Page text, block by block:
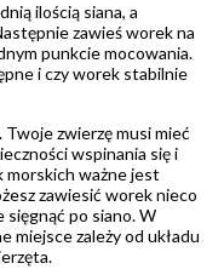
ilością siana, a
zawieś worek na
punkcie mocowania.
i czy worek stabilnie
zwierzę musi mieć
wspinania się i
morskich ważne jest
zawiesić worek nieco
sięgnąć po siano. W
miejsce zależy od układu